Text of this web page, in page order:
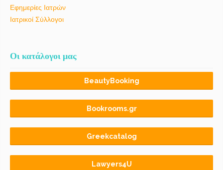
Εφημερίες Ιατρών
Ιατρικοί Σύλλογοι
Οι κατάλογοι μας
BeautyBooking
Bookrooms.gr
Greekcatalog
Lawyers4U